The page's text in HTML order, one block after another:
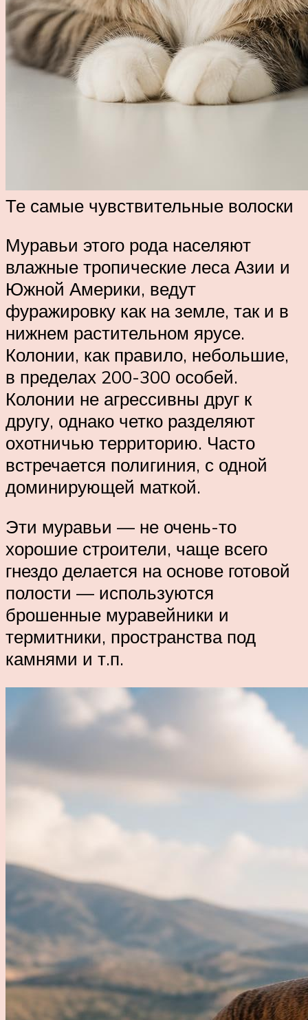
Те самые чувствительные волоски
Муравьи этого рода населяют
влажные тропические леса Азии и
Южной Америки, ведут
фуражировку как на земле, так и в
нижнем растительном ярусе.
Колонии, как правило, небольшие,
в пределах 200-300 особей.
Колонии не агрессивны друг к
другу, однако четко разделяют
охотничью территорию. Часто
встречается полигиния, с одной
доминирующей маткой.
Эти муравьи — не очень-то
хорошие строители, чаще всего
гнездо делается на основе готовой
полости — используются
брошенные муравейники и
термитники, пространства под
камнями и т.п.